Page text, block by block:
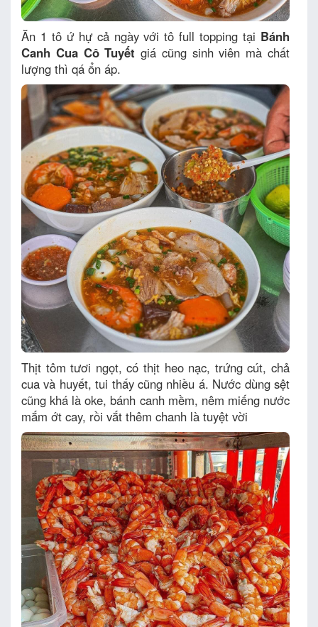
Ăn 1 tô ứ hự cả ngày với tô full topping tại Bánh
Canh Cua Cô Tuyết giá cũng sinh viên mà chất
lượng thì qá ổn áp.
Thịt tôm tươi ngọt, có thịt heo nạc, trứng cút, chả
cua và huyết, tui thấy cũng nhiều á. Nước dùng sệt
cũng khá là oke, bánh canh mềm, nêm miếng nước
mắm ớt cay, rồi vắt thêm chanh là tuyệt vời